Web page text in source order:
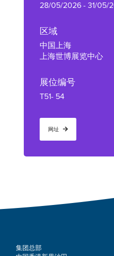
28/05/2026 - 31/05/
区域
中国上海
上海世博展览中心
展位编号
T51- 54
网址
集团总部